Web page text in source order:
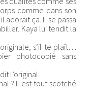
comme dans son
adorait ça. Il se passa
Kaya lui tendit la
s’il te plaît…
photocopié sans
l’original.
? Il est tout scotché